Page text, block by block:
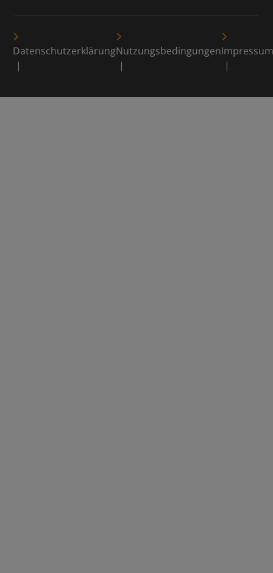
DatenschutzerklärungNutzungsbedingungenImpressum